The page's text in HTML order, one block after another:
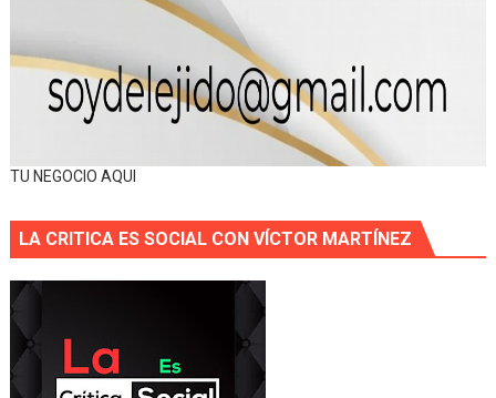
TU NEGOCIO AQUI
LA CRITICA ES SOCIAL CON VÍCTOR MARTÍNEZ